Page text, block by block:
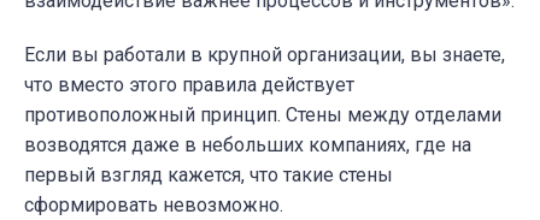
Если вы работали в крупной организации, вы знаете,
что вместо этого правила действует
противоположный принцип. Стены между отделами
возводятся даже в небольших компаниях, где на
первый взгляд кажется, что такие стены
сформировать невозможно.